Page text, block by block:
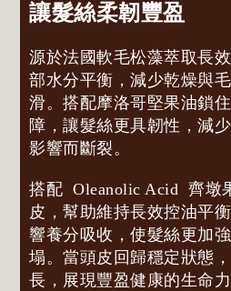
讓髮絲柔韌豐盈
源於法國軟毛松藻萃取長
部水分平衡，減少乾燥與
滑。搭配摩洛哥堅果油鎖
障，讓髮絲更具韌性，減
影響而斷裂。
搭配 Oleanolic Acid 齊墩
皮，幫助維持長效控油平
響養分吸收，使髮絲更加
塌。當頭皮回歸穩定狀態
長，展現豐盈健康的生命力